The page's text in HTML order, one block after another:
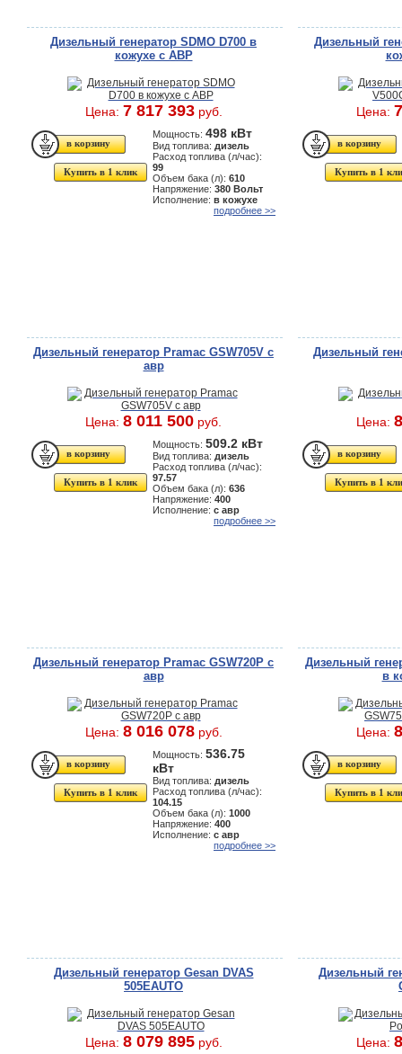
Дизельный генератор SDMO D700 в
кожухе с АВР
Цена: 7 817 393руб.
Купить в 1 клик
Мощность: 498 кВт
Вид топлива: дизель
Расход топлива (л/час):
99
Объем бака (л): 610
Напряжение: 380 Вольт
Исполнение: в кожухе
подробнее >>
Дизельный
Цена:
Купить в 1
Дизельный генератор Pramac GSW705V с
авр
Цена: 8 011 500 руб.
Купить в 1 клик
Мощность: 509.2 кВт
Вид топлива: дизель
Расход топлива (л/час):
97.57
Объем бака (л): 636
Напряжение: 400
Исполнение: с авр
подробнее >>
Дизельный
Цена:
Купить в 1
Дизельный генератор Pramac GSW720P с
авр
Цена: 8 016 078руб.
Купить в 1 клик
Мощность: 536.75
кВт
Вид топлива: дизель
Расход топлива (л/час):
104.15
Объем бака (л): 1000
Напряжение: 400
Исполнение: с авр
подробнее >>
Дизельный
в
Цена:
Купить в 1
Дизельный генератор Gesan DVAS
505EAUTO
Цена: 8 079 895руб.
Дизельный
Цена: